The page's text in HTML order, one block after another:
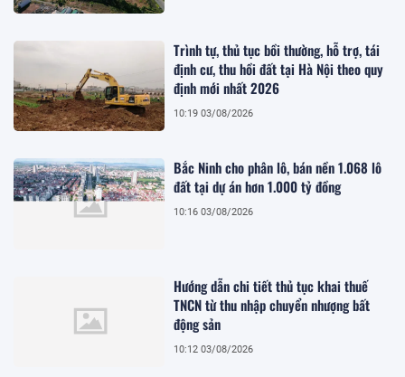
Trình tự, thủ tục bồi thường, hỗ trợ, tái
định cư, thu hồi đất tại Hà Nội theo quy
định mới nhất 2026
10:19 03/08/2026
Bắc Ninh cho phân lô, bán nền 1.068 lô
đất tại dự án hơn 1.000 tỷ đồng
10:16 03/08/2026
Hướng dẫn chi tiết thủ tục khai thuế
TNCN từ thu nhập chuyển nhượng bất
động sản
10:12 03/08/2026